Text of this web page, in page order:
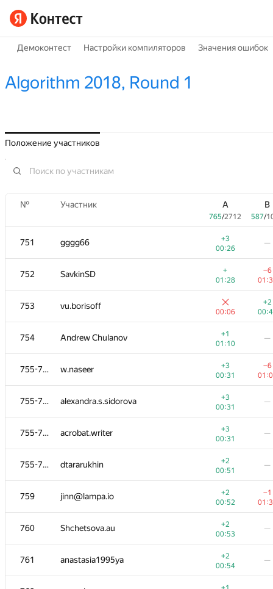
Демоконтест Настройки компиляторов Значения ошибок
Algorithm 2018, Round 1
Положение участников
№ Участник A
765/2712
B
587/
751 gggg66
+3
00:26
—
752 SavkinSD
+
01:28
−6
753 vu.borisoff
00:06
+2
754 Andrew Chulanov
+1
01:10
—
755-758 w.naseer
+3
00:31
−6
755-758 alexandra.s.sidorova
+3
00:31
—
755-758 acrobat.writer
+3
00:31
—
755-758 dtararukhin
+2
00:51
—
759 jinn@lampa.io
+2
00:52
−1
760 Shchetsova.au
+2
00:53
—
761 anastasia1995ya
+2
00:54
—